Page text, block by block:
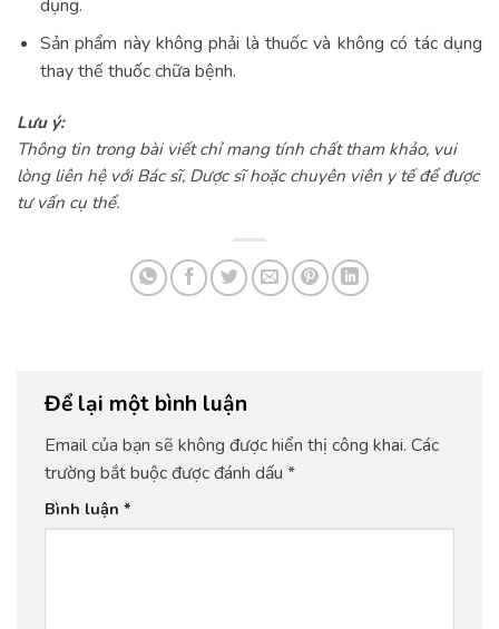
dụng.
Sản phẩm này không phải là thuốc và không có tác dụng
thay thế thuốc chữa bệnh.
Lưu ý:
Thông tin trong bài viết chỉ mang tính chất tham khảo, vui
lòng liên hệ với Bác sĩ, Dược sĩ hoặc chuyên viên y tế để được
tư vấn cụ thể.
Để lại một bình luận
Email của bạn sẽ không được hiển thị công khai. Các
trường bắt buộc được đánh dấu *
Bình luận *